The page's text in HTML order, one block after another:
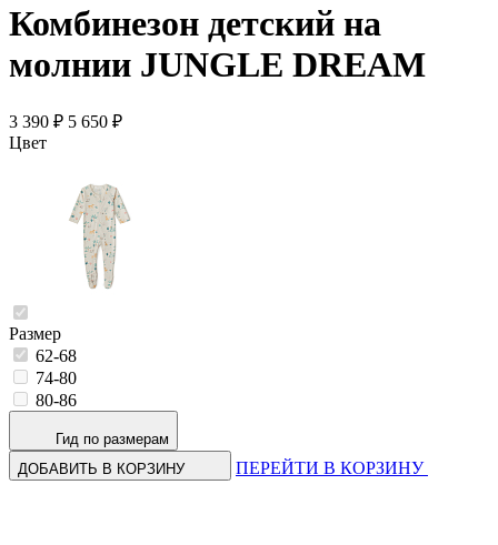
Комбинезон детский на
молнии JUNGLE DREAM
3 390 ₽ 5 650 ₽
Цвет
Размер
62-68
74-80
80-86
Гид по размерам
ДОБАВИТЬ В КОРЗИНУ
ПЕРЕЙТИ В КОРЗИНУ